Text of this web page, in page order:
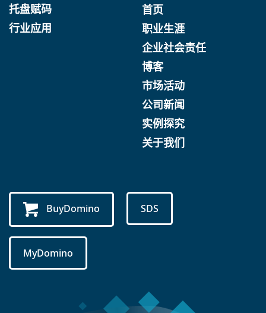
托盘赋码
行业应用
首页
职业生涯
企业社会责任
博客
市场活动
公司新闻
实例探究
关于我们
BuyDomino SDS
MyDomino